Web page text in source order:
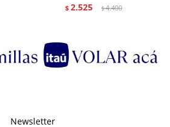
$ 2.525 $4.400
Newsletter